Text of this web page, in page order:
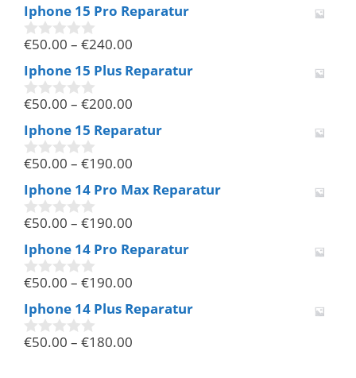
o
n
5
Iphone 15 Pro Reparatur
0
o
n
5
€50.00 – €240.00
Iphone 15 Plus Reparatur
0
o
n
5
€50.00 – €200.00
Iphone 15 Reparatur
0
o
n
5
€50.00 – €190.00
Iphone 14 Pro Max Reparatur
0
o
n
5
€50.00 – €190.00
Iphone 14 Pro Reparatur
0
o
n
5
€50.00 – €190.00
Iphone 14 Plus Reparatur
0
€50.00 – €180.00